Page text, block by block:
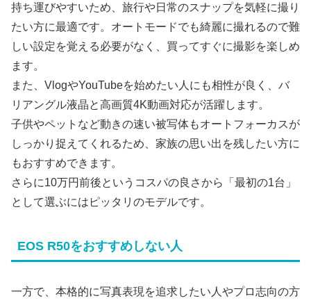
持ち運びやすいため、旅行や日常のスナップを気軽に撮り
たい方に最適です。オートモードでも綺麗に撮れるので難
しい設定を覚える必要がなく、買ってすぐに撮影を楽しめ
ます。
また、VlogやYouTubeを始めたい人にも相性が良く、バ
リアングル液晶と高画質4K動画対応が活躍します。
子供やペットなど動きの速い被写体もオートフォーカスが
しっかり捉えてくれるため、家族の思い出を残したい方に
もおすすめできます。
さらに10万円前後というコスパの良さから「最初の1台」
として選ぶにはピッタリのモデルです。
EOS R50をおすすめしない人
一方で、本格的に写真表現を追求したい人やプロ志向の方